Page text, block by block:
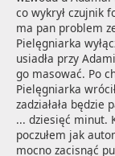
co wykrył czujnik
ma pan problem
Pielęgniarka
usiadła przy
go masować. Po
Pielęgniarka
zadziałała będzie
... dziesięć minut.
poczułem jak
mocno zacisnąć